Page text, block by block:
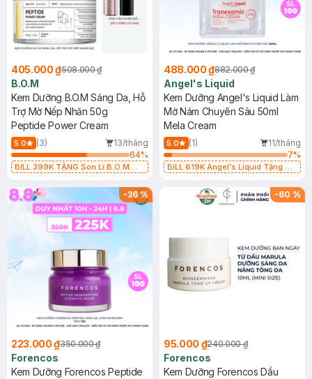
405.000 ₫508.000 ₫
B.O.M
Kem Dưỡng B.O.M Sáng Da, Hỗ
Trợ Mờ Nếp Nhăn 50g
Peptide Power Cream
5.0 (3)
13/tháng
64%
BILL 399K TẶNG Son Lì B.O.M
(SL có hạn)
488.000 ₫882.000 ₫
Angel's Liquid
Kem Dưỡng Angel's Liquid Làm
Mờ Nám Chuyên Sâu 50ml
Mela Cream
5.0 (1)
11/tháng
7%
BILL 619K Angel's Liquid Tặng 01
Sáng Da 30g (SL có hạn)
-36%
223.000 ₫350.000 ₫
Forencos
Kem Dưỡng Forencos Peptide
-60 %
95.000 ₫240.000 ₫
Forencos
Kem Dưỡng Forencos Dầu